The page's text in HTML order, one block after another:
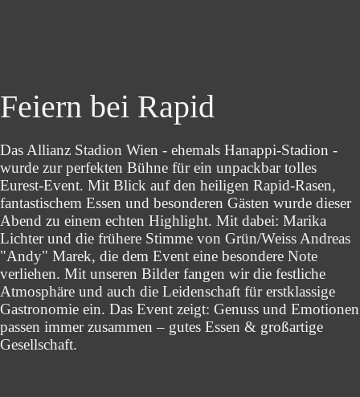
Feiern bei Rapid
Das Allianz Stadion Wien - ehemals Hanappi-Stadion -
wurde zur perfekten Bühne für ein unpackbar tolles
Eurest-Event. Mit Blick auf den heiligen Rapid-Rasen,
fantastischem Essen und besonderen Gästen wurde dieser
Abend zu einem echten Highlight. Mit dabei: Marika
Lichter und die frühere Stimme von Grün/Weiss Andreas
"Andy" Marek, die dem Event eine besondere Note
verliehen. Mit unseren Bilder fangen wir die festliche
Atmosphäre und auch die Leidenschaft für erstklassige
Gastronomie ein. Das Event zeigt: Genuss und Emotionen
passen immer zusammen – gutes Essen & großartige
Gesellschaft.